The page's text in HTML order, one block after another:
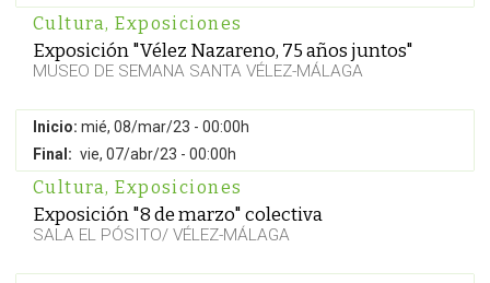
Cultura, Exposiciones
Exposición "Vélez Nazareno, 75 años juntos"
MUSEO DE SEMANA SANTA VÉLEZ-MÁLAGA
Inicio: mié, 08/mar/23 - 00:00h
Final: vie, 07/abr/23 - 00:00h
Cultura, Exposiciones
Exposición "8 de marzo" colectiva
SALA EL PÓSITO/ VÉLEZ-MÁLAGA